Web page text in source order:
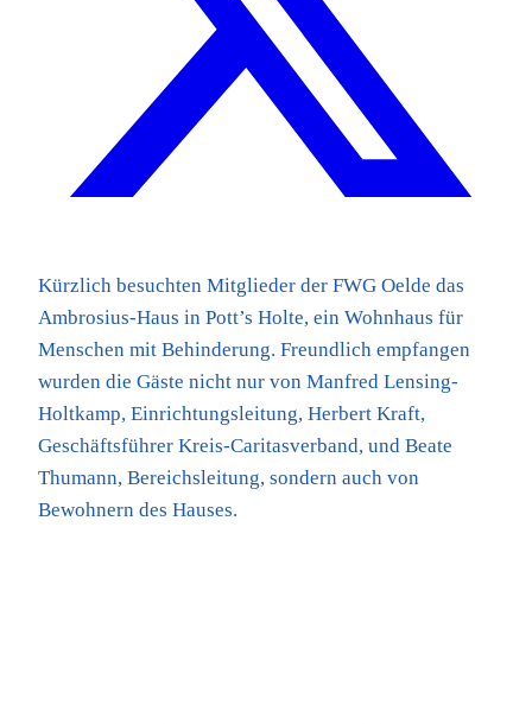
Kürzlich besuchten Mitglieder der FWG Oelde das
Ambrosius-Haus in Pott’s Holte, ein Wohnhaus für
Menschen mit Behinderung. Freundlich empfangen
wurden die Gäste nicht nur von Manfred Lensing-
Holtkamp, Einrichtungsleitung, Herbert Kraft,
Geschäftsführer Kreis-Caritasverband, und Beate
Thumann, Bereichsleitung, sondern auch von
Bewohnern des Hauses.